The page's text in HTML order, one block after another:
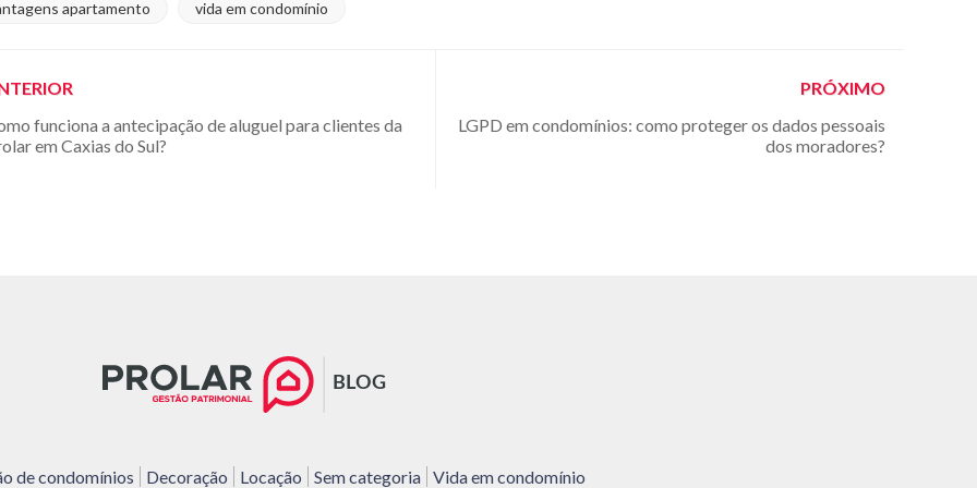
apartamento vida em condomínio
funciona a antecipação de aluguel para clientes da
em Caxias do Sul?
PRÓXIMO
LGPD em condomínios: como proteger os dados pessoais
dos moradores?
de condomínios Decoração Locação Sem categoria Vida em condomínio